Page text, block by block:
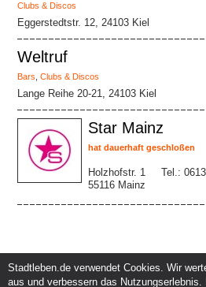
Clubs & Discos
Eggerstedtstr. 12, 24103 Kiel
Weltruf
Bars Clubs & Discos
Lange Reihe 20-21, 24103 Kiel
Star Mainz
hat dauerhaft geschloßen
Holzhofstr. 1
55116 Mainz
Tel.:
Stadtleben.de verwendet Cookies. Wir
aus und verbessern das